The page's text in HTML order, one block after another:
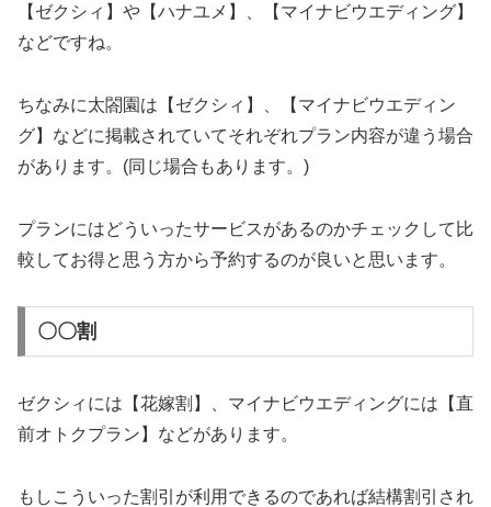
【ゼクシィ】や【ハナユメ】、【マイナビウエディング】
などですね。
ちなみに太閤園は【ゼクシィ】、【マイナビウエディン
グ】などに掲載されていてそれぞれプラン内容が違う場合
があります。(同じ場合もあります。)
プランにはどういったサービスがあるのかチェックして比
較してお得と思う方から予約するのが良いと思います。
〇〇割
ゼクシィには【花嫁割】、マイナビウエディングには【直
前オトクプラン】などがあります。
もしこういった割引が利用できるのであれば結構割引され